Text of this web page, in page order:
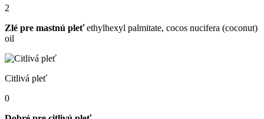
2
Zlé pre mastnú pleť ethylhexyl palmitate, cocos nucifera (coconut)
oil
Citlivá pleť
0